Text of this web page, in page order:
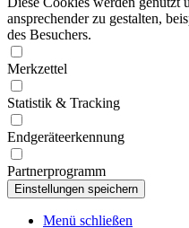
ansprechender zu gestalten,
des Besuchers.
Merkzettel
Statistik & Tracking
Endgeräteerkennung
Partnerprogramm
Menü schließen